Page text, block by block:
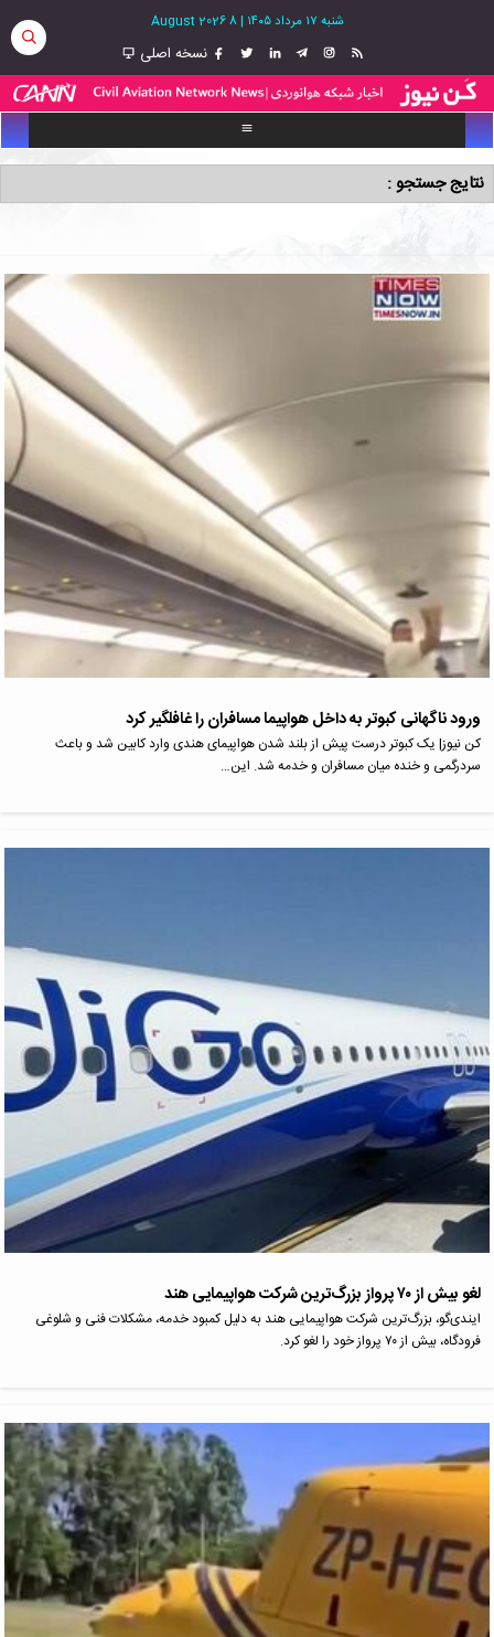
شنبه ۱۷ مرداد ۱۴۰۵ |
8 August 2026
نسخه اصلی
نتایج جستجو :
ورود ناگهانی کبوتر به داخل هواپیما مسافران را غافلگیر کرد
کن نیوز| یک کبوتر درست پیش از بلند شدن هواپیمای هندی وارد کابین شد و باعث
سردرگمی و خنده میان مسافران و خدمه شد. این…
لغو بیش از ۷۰ پرواز بزرگ‌ترین شرکت هواپیمایی هند
ایندی‌گو، بزرگ‌ترین شرکت هواپیمایی هند به دلیل کمبود خدمه، مشکلات فنی و شلوغی
فرودگاه، بیش از ۷۰ پرواز خود را لغو کرد.